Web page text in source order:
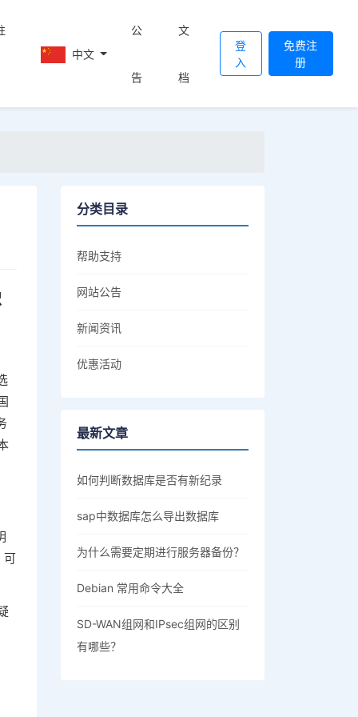
中文
公
告
文
档
登
入
免费注
册
可
分类目录
帮助支持
网站公告
新闻资讯
优惠活动
最新文章
如何判断数据库是否有新纪录
sap中数据库怎么导出数据库
为什么需要定期进行服务器备份？
Debian 常用命令大全
SD-WAN组网和IPsec组网的区别
有哪些？